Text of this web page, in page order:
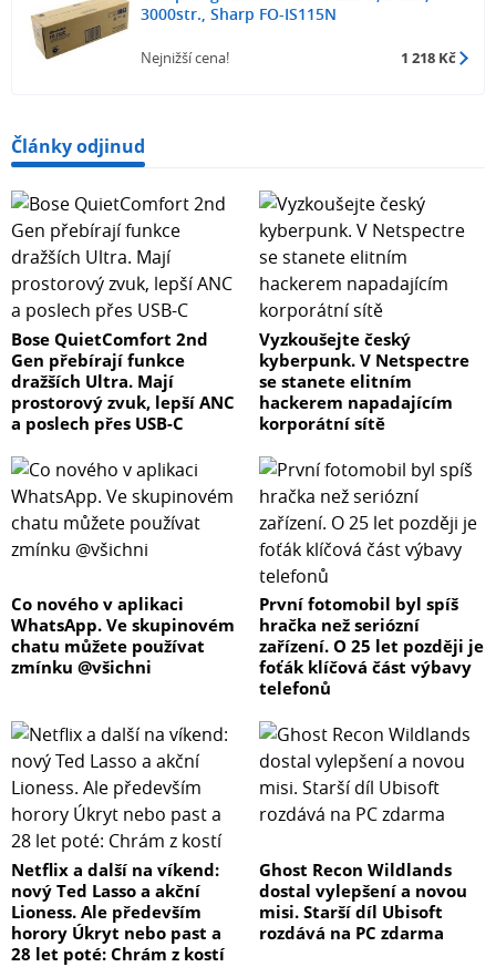
3000str., Sharp FO-IS115N
Nejnižší cena! 1 218 Kč
Články odjinud
Bose QuietComfort 2nd
Gen přebírají funkce
dražších Ultra. Mají
prostorový zvuk, lepší ANC
a poslech přes USB-C
Vyzkoušejte český
kyberpunk. V Netspectre
se stanete elitním
hackerem napadajícím
korporátní sítě
Co nového v aplikaci
WhatsApp. Ve skupinovém
chatu můžete používat
zmínku @všichni
První fotomobil byl spíš
hračka než seriózní
zařízení. O 25 let později je
foťák klíčová část výbavy
telefonů
Netflix a další na víkend:
nový Ted Lasso a akční
Lioness. Ale především
horory Úkryt nebo past a
28 let poté: Chrám z kostí
Ghost Recon Wildlands
dostal vylepšení a novou
misi. Starší díl Ubisoft
rozdává na PC zdarma